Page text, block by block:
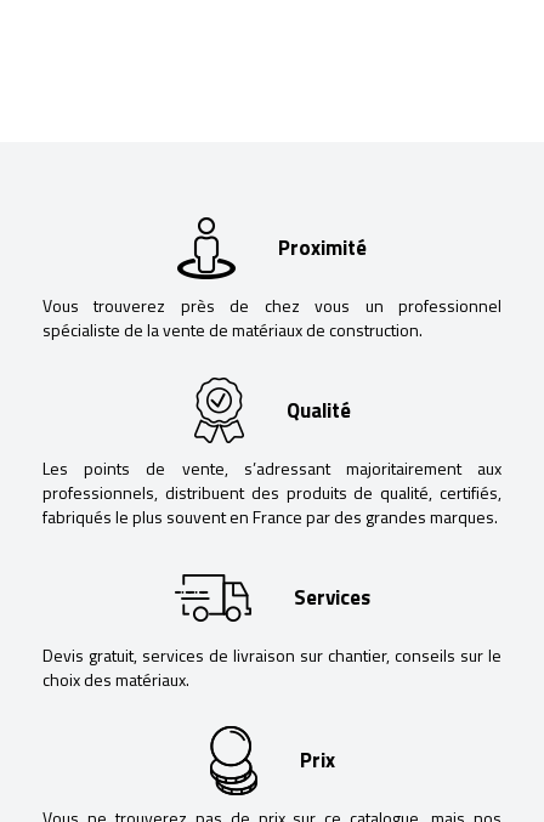
Proximité
Vous trouverez près de chez vous un professionnel
spécialiste de la vente de matériaux de construction.
Qualité
Les points de vente, s’adressant majoritairement aux
professionnels, distribuent des produits de qualité, certifiés,
fabriqués le plus souvent en France par des grandes marques.
Services
Devis gratuit, services de livraison sur chantier, conseils sur le
choix des matériaux.
Prix